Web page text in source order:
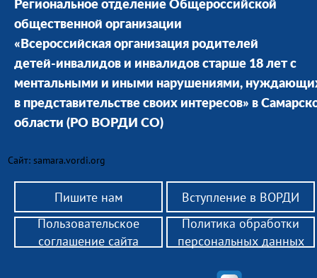
Региональное отделение Общероссийской
общественной организации
«Всероссийская организация родителей
детей-инвалидов и инвалидов старше 18 лет с
ментальными и иными нарушениями,
в представительстве своих интересов» в
области (РО ВОРДИ СО)
Сайт: samara.vordi.org
Пишите нам Вступление в ВОРДИ
Пользовательское
соглашение сайта
Политика обработки
персональных данных